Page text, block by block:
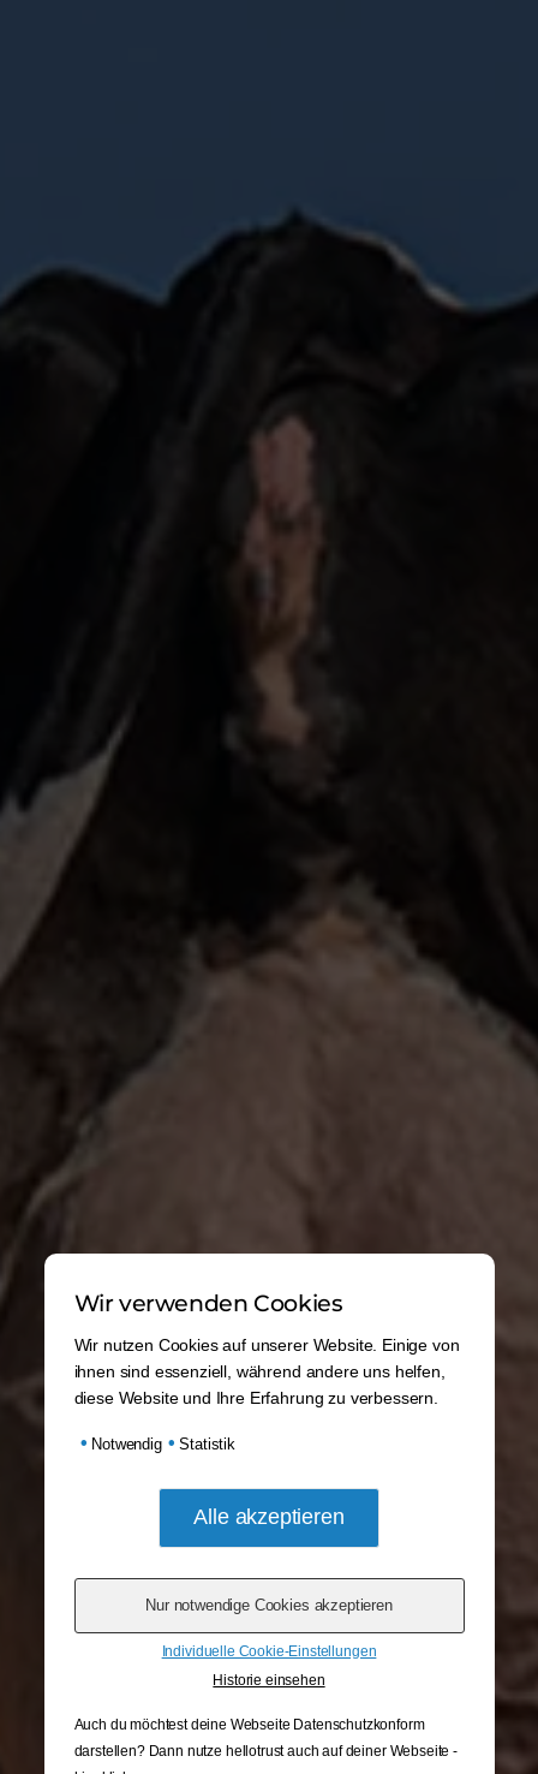
Wir verwenden Cookies
Wir nutzen Cookies auf unserer Website. Einige von
ihnen sind essenziell, während andere uns helfen,
diese Website und Ihre Erfahrung zu verbessern.
• Notwendig • Statistik
Individuelle Cookie-Einstellungen
Historie einsehen
Auch du möchtest deine Webseite Datenschutzkonform
darstellen? Dann nutze hellotrust auch auf deiner Webseite -